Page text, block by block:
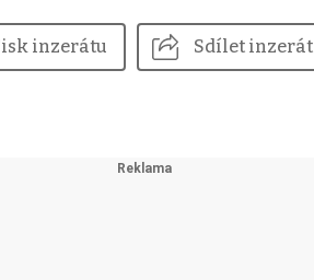
inzerátu Sdílet inzerát